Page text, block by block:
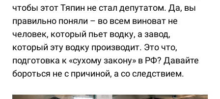
чтобы этот Тяпин не стал депутатом. Да, вы
правильно поняли – во всем виноват не
человек, который пьет водку, а завод,
который эту водку производит. Это что,
подготовка к «сухому закону» в РФ? Давайте
бороться не с причиной, а со следствием.